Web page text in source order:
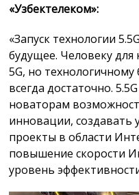
«Узбектелеком»:
«Запуск технологии
будущее. Человеку
5G, но
всегда достаточно.
новаторам
инновации, создавать
проекты в области
повышение скорости
уровень